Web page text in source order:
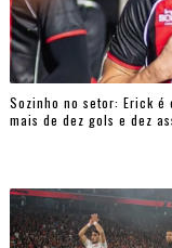
Sozinho no setor: Erick
mais de dez gols e dez